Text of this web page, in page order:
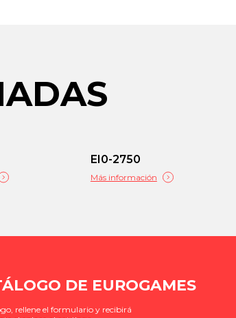
EI0-2750
Más información
DE EUROGAMES
rellene el formulario y recibirá